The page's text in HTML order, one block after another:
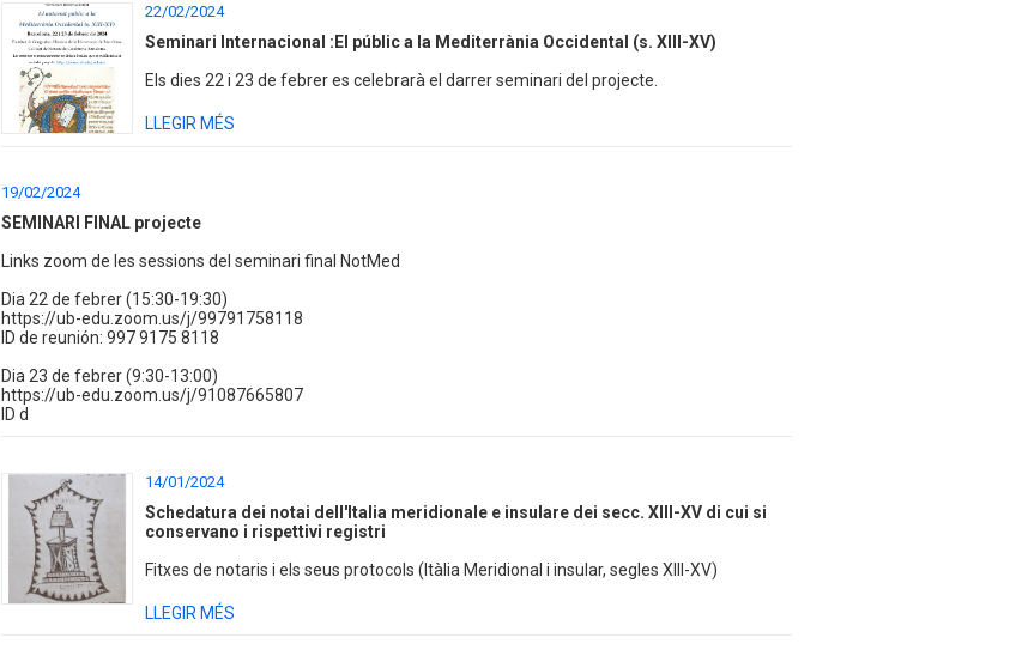
22/02/2024
Seminari Internacional :El públic a la Mediterrània Occidental (s. XIII-XV)
Els dies 22 i 23 de febrer es celebrarà el darrer seminari del projecte.
LLEGIR MÉS
19/02/2024
SEMINARI FINAL projecte
Links zoom de les sessions del seminari final NotMed
Dia 22 de febrer (15:30-19:30)
https://ub-edu.zoom.us/j/99791758118
ID de reunión: 997 9175 8118
Dia 23 de febrer (9:30-13:00)
https://ub-edu.zoom.us/j/91087665807
ID d
14/01/2024
Schedatura dei notai dell'Italia meridionale e insulare dei secc. XIII-XV di cui si
conservano i rispettivi registri
Fitxes de notaris i els seus protocols (Itàlia Meridional i insular, segles XIII-XV)
LLEGIR MÉS